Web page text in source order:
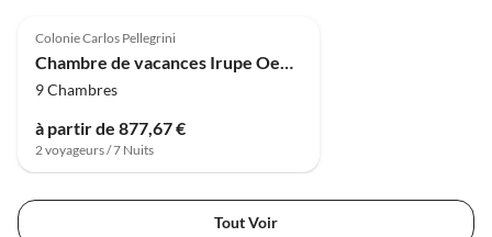
Colonie Carlos Pellegrini
Chambre de vacances Irupe Oeko Lodge
9 Chambres
à partir de 877,67 €
2 voyageurs / 7 Nuits
Tout Voir